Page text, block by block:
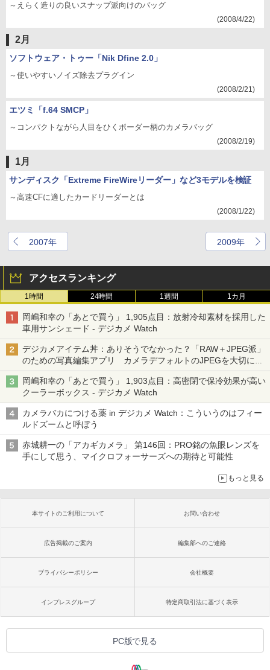
～えらく造りの良いスナップ派向けのバッグ
(2008/4/22)
2月
ソフトウェア・トゥー「Nik Dfine 2.0」
～使いやすいノイズ除去プラグイン
(2008/2/21)
エツミ「f.64 SMCP」
～コンパクトながら人目をひくボーダー柄のカメラバッグ
(2008/2/19)
1月
サンディスク「Extreme FireWireリーダー」など3モデルを検証
～高速CFに適したカードリーダーとは
(2008/1/22)
2007年 2009年
アクセスランキング
1時間 24時間 1週間 1カ月
岡嶋和幸の「あとで買う」 1,905点目：放射冷却素材を採用した
車用サンシェード - デジカメ Watch
デジカメアイテム丼：ありそうでなかった？「RAW＋JPEG派」
のための写真編集アプリ カメラデフォルトのJPEGを大切にす
る「Filmator」
岡嶋和幸の「あとで買う」 1,903点目：高密閉で保冷効果が高い
クーラーボックス - デジカメ Watch
カメラバカにつける薬 in デジカメ Watch：こういうのはフィー
ルドズームと呼ぼう
赤城耕一の「アカギカメラ」 第146回：PRO銘の魚眼レンズを
手にして思う、マイクロフォーサーズへの期待と可能性
もっと見る
本サイトのご利用について お問い合わせ
広告掲載のご案内 編集部へのご連絡
プライバシーポリシー 会社概要
インプレスグループ 特定商取引法に基づく表示
PC版で見る